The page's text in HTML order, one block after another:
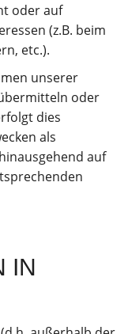
oder auf
(z.B. beim
etc.).
unserer
oder
dies
als
auf
IN